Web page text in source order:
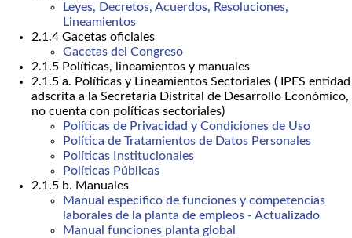
Leyes, Decretos, Acuerdos, Resoluciones,
Lineamientos
2.1.4 Gacetas oficiales
Gacetas del Congreso
2.1.5 Políticas, lineamientos y manuales
2.1.5 a. Políticas y Lineamientos Sectoriales ( IPES entidad
adscrita a la Secretaría Distrital de Desarrollo Económico,
no cuenta con políticas sectoriales)
Políticas de Privacidad y Condiciones de Uso
Política de Tratamientos de Datos Personales
Políticas Institucionales
Políticas Públicas
2.1.5 b. Manuales
Manual especifico de funciones y competencias
laborales de la planta de empleos - Actualizado
Manual funciones planta global